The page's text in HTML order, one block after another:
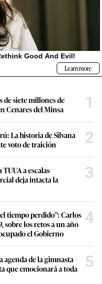
de siete millones de
Cenares del Minsa
1
La historia de Silvana
voto de traición
2
a escalas
deja intacta la
3
tiempo perdido”: Carlos
sobre los retos a un año
el Gobierno
4
agenda de la gimnasta
que emocionará a toda
5